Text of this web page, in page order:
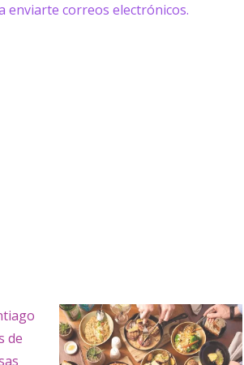
enviarte correos electrónicos.